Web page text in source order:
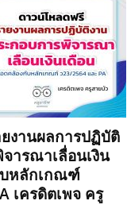
งานผลการปฏิบัติ
ารณาเลื่อนเงิน
บหลักเกณฑ์​
เครดิตเพจ ครู